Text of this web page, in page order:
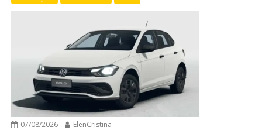
07/08/2026 ElenCristina